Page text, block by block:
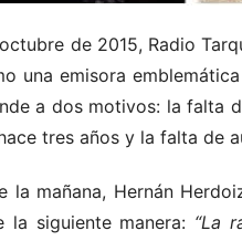
de 2015, Radio
una emisora
a dos motivos: la falta
tres años y la falta de
la mañana, Hernán
siguiente manera: “La